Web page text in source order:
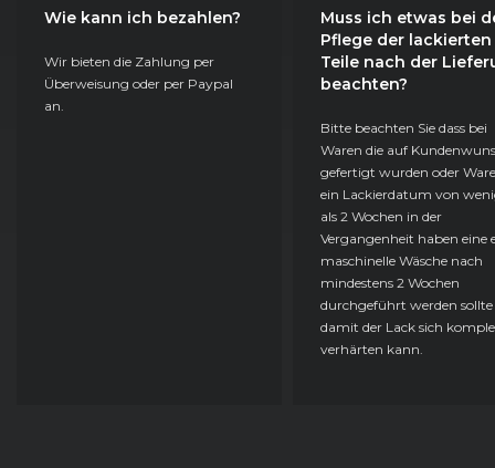
Wie kann ich bezahlen?
Wir bieten die Zahlung per
Überweisung oder per Paypal
an.
Muss ich etwas bei
Pflege der lackierten
Teile nach der
beachten?
Bitte beachten Sie dass bei
Waren die auf
gefertigt wurden oder
ein Lackierdatum von
als 2 Wochen in der
Vergangenheit haben eine
maschinelle Wäsche nach
mindestens 2 Wochen
durchgeführt werden sollte
damit der Lack sich
verhärten kann.